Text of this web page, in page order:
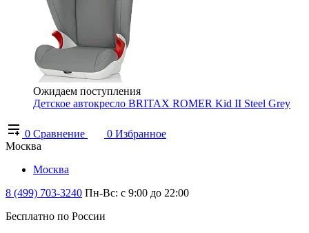
Ожидаем поступления
Детское автокресло BRITAX ROMER Kid II Steel Grey
0 Сравнение 0 Избранное
Москва
Москва
8 (499) 703-3240 Пн-Вс: с 9:00 до 22:00
Бесплатно по России